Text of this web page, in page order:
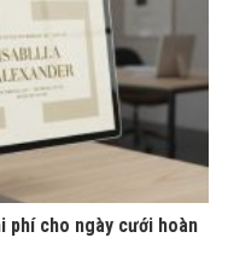
phí cho ngày cưới hoàn